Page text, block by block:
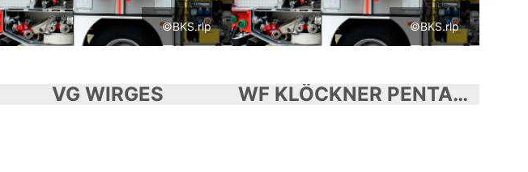
©BKS.rlp
VG WIRGES
©BKS.rlp
WF KLÖCKNER PENTAPLAST GMBH